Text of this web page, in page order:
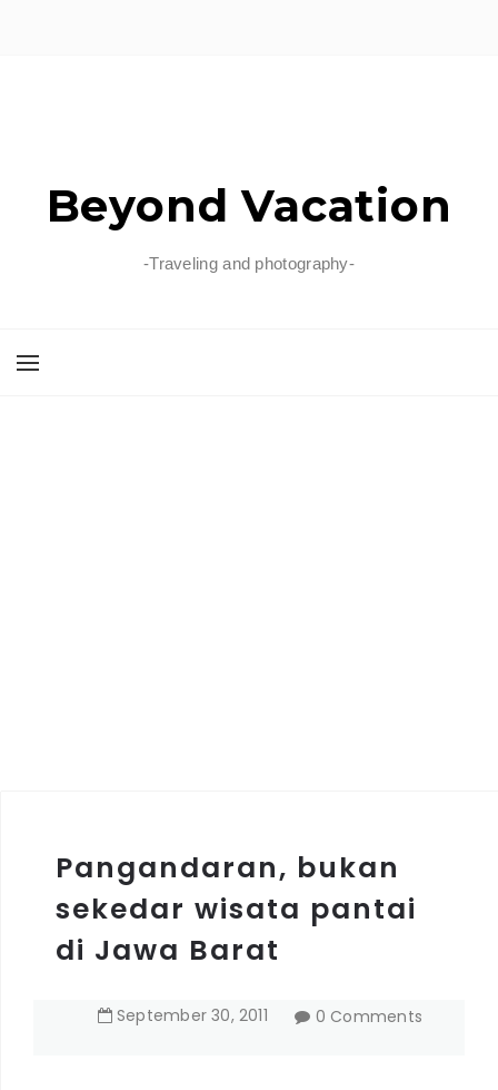
Beyond Vacation
-Traveling and photography-
Pangandaran, bukan
sekedar wisata pantai
di Jawa Barat
September 30,2011 0 Comments